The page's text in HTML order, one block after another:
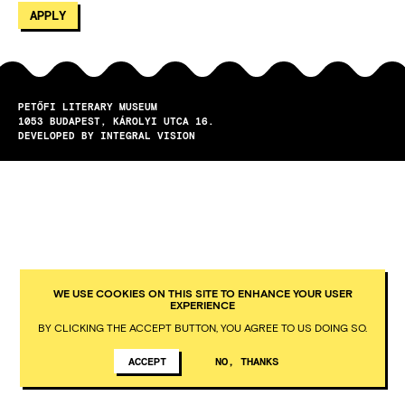
PETŐFI LITERARY MUSEUM
1053
BUDAPEST
KÁROLYI UTCA 16.
DEVELOPED BY INTEGRAL VISION
WE USE COOKIES ON THIS SITE TO ENHANCE YOUR USER
EXPERIENCE
BY CLICKING THE ACCEPT BUTTON, YOU AGREE TO US DOING SO.
ACCEPT NO, THANKS